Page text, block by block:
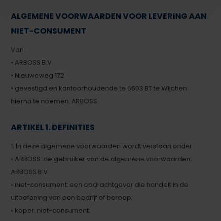
ALGEMENE VOORWAARDEN VOOR LEVERING AAN
NIET-CONSUMENT
Van:
• ARBOSS B.V.
• Nieuweweg 172
• gevestigd en kantoorhoudende te 6603 BT te Wijchen
hierna te noemen: ARBOSS.
ARTIKEL 1. DEFINITIES
1. In deze algemene voorwaarden wordt verstaan onder:
◦ ARBOSS: de gebruiker van de algemene voorwaarden;
ARBOSS B.V.
◦ niet-consument: een opdrachtgever die handelt in de
uitoefening van een bedrijf of beroep;
◦ koper: niet-consument.